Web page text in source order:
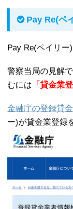
Pay Re(ペ
Pay Re(ペイリー
警察当局の見解
むには 「貸金業
金融庁の登録貸
ー)が貸金業登録